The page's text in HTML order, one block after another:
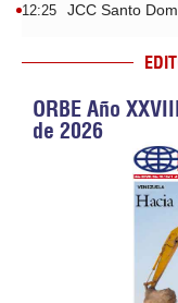
12:25 JCC Santo
ORBE Año
de 2026